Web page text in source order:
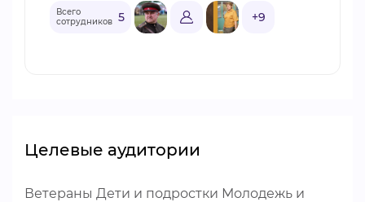
Всего
сотрудников 5 +9
Целевые аудитории
Ветераны Дети и подростки Молодежь и